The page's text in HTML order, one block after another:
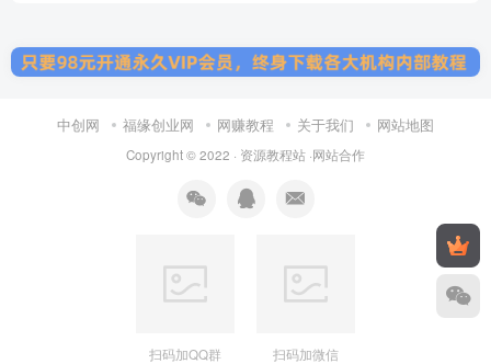
中创网 福缘创业网 网赚教程 关于我们 网站地图
Copyright © 2022 · 资源教程站 ·网站合作
扫码加QQ群 扫码加微信